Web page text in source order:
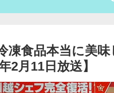
凍食品本当に美
2月11日放送】